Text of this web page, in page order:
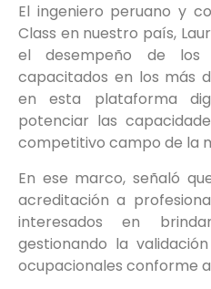
El ingeniero peruano y
Class en nuestro país,
el desempeño de los
capacitados en los más
en esta plataforma
potenciar las
competitivo campo de la
En ese marco, señaló
acreditación a
interesados en
gestionando la
ocupacionales conforme